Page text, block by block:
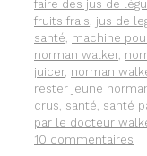
PAR
LES
JUS
DE
ET
CRUS
faire des jus de
fruits frais jus de
santé machine
norman walker,
juicer, norman
rester jeune
crus santé santé
par le docteur
10 commentaires